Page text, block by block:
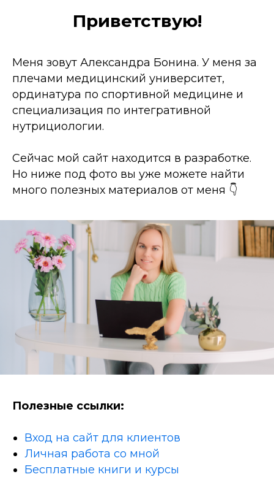
Приветствую!
Меня зовут Александра Бонина. У меня за
плечами медицинский университет,
ординатура по спортивной медицине и
специализация по интегративной
нутрициологии.
Сейчас мой сайт находится в разработке.
Но ниже под фото вы уже можете найти
много полезных материалов от меня 👇
Полезные ссылки:
Вход на сайт для клиентов
Личная работа со мной
Бесплатные книги и курсы